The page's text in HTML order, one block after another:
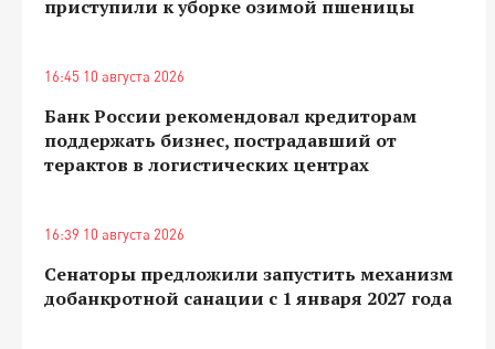
приступили к уборке озимой пшеницы
16:45 10 августа 2026
Банк России рекомендовал кредиторам
поддержать бизнес, пострадавший от
терактов в логистических центрах
16:39 10 августа 2026
Сенаторы предложили запустить механизм
добанкротной санации с 1 января 2027 года